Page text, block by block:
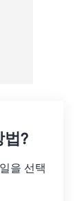
법?
을 선택